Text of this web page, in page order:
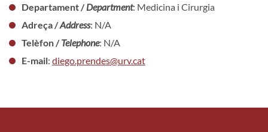
Departament /Department: Medicina i Cirurgia
Adreça /Address: N/A
Telèfon /Telephone: N/A
E-mail: diego.prendes@urv.cat